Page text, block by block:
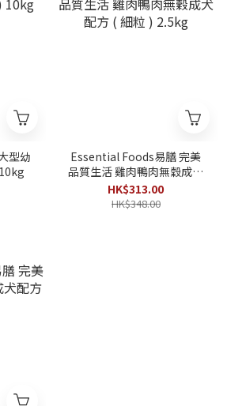
型幼
Essential Foods易膳 完美
品質生活 雞肉鴨肉無穀成犬
配方 ( 細粒 ) 2.5kg
HK$313.00
HK$348.00